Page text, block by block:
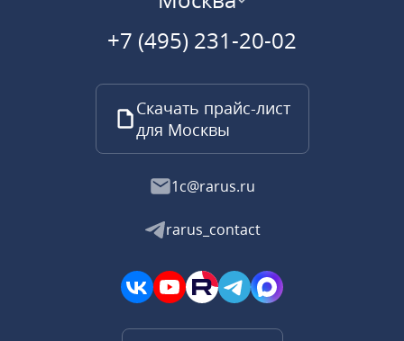
+7 (495) 231-20-02
Скачать прайс-лист
для Москвы
1c@rarus.ru
rarus_contact